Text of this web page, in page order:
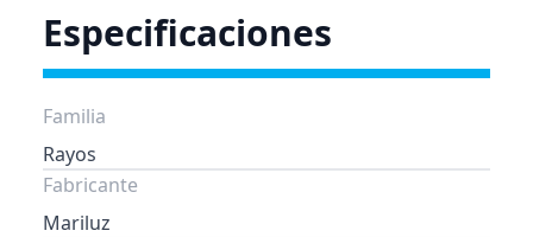
Especificaciones
Familia
Rayos
Fabricante
Mariluz